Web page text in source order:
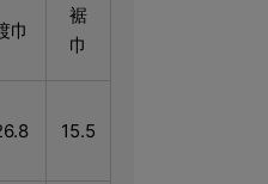
巾
裾
巾
15.5